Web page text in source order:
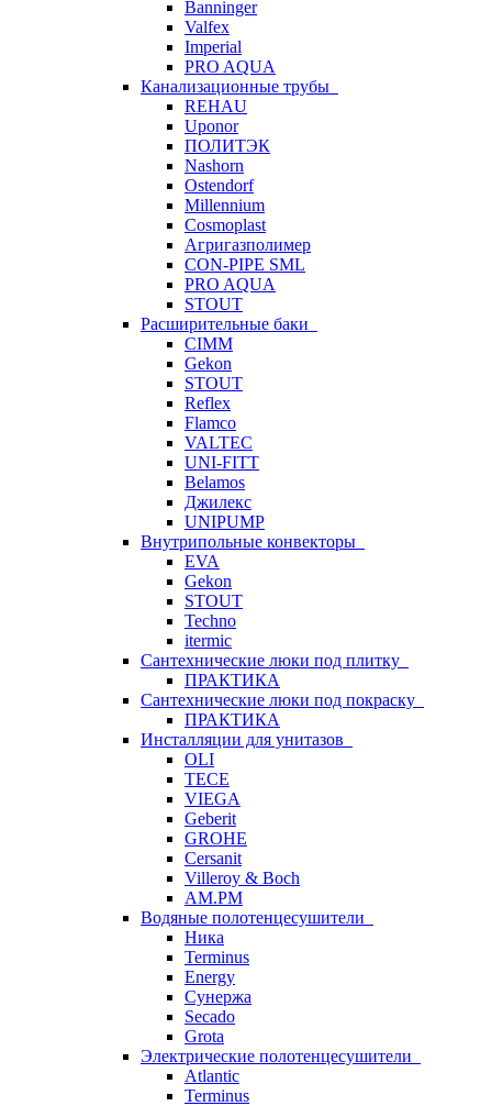
Banninger
Valfex
Imperial
PRO AQUA
Канализационные трубы
REHAU
Uponor
ПОЛИТЭК
Nashorn
Ostendorf
Millennium
Cosmoplast
Агригазполимер
CON-PIPE SML
PRO AQUA
STOUT
Расширительные баки
CIMM
Gekon
STOUT
Reflex
Flamco
VALTEC
UNI-FITT
Belamos
Джилекс
UNIPUMP
Внутрипольные конвекторы
EVA
Gekon
STOUT
Techno
itermic
Сантехнические люки под плитку
ПРАКТИКА
Сантехнические люки под покраску
ПРАКТИКА
Инсталляции для унитазов
OLI
TECE
VIEGA
Geberit
GROHE
Cersanit
Villeroy & Boch
AM.PM
Водяные полотенцесушители
Ника
Terminus
Energy
Сунержа
Secado
Grota
Электрические полотенцесушители
Atlantic
Terminus